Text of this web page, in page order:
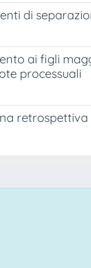
di
ai figli
processuali